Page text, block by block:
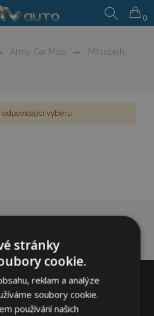
0
Army Car Mats
Mitsubishi
výběru.
stránky
cookie.
reklam a analýze
soubory cookie.
používání našich